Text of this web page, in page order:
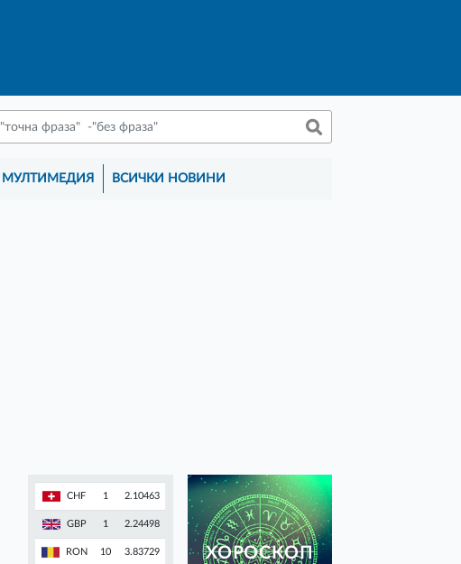
МУЛТИМЕДИЯ ВСИЧКИ НОВИНИ
CHF 1 2.10463
GBP 1 2.24498
RON 10 3.83729 ХОРОСКОП